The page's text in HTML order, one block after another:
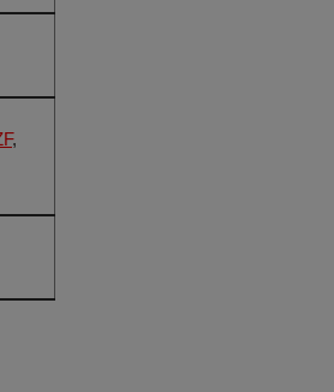
,